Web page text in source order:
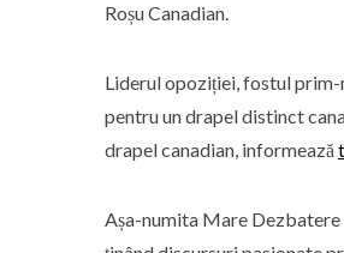
Roșu Canadian.
Liderul opoziției, fostul
pentru un drapel distinct
drapel canadian, informează
Așa-numita Mare Dezbatere